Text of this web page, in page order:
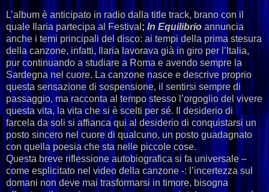
L’album è anticipato in radio dalla title track, brano con il
quale Ilaria partecipa al Festival ; In Equilibrio annuncia
anche i temi principali del disco: ai tempi della prima stesura
della canzone, infatti, Ilaria lavorava già in giro per l’Italia,
pur continuando a studiare a Roma e avendo sempre la
Sardegna nel cuore. La canzone nasce e descrive proprio
questa sensazione di sospensione, il sentirsi sempre di
passaggio, ma racconta al tempo stesso l’orgoglio del vivere
questa vita, la vita che si è scelti per sé. Il desiderio di
farcela da soli si affianca qui al desiderio di conquistarsi un
posto sincero nel cuore di qualcuno, un posto guadagnato
con quella poesia che sta nelle piccole cose.
Questa breve riflessione autobiografica si fa universale –
come esplicitato nel video della canzone -: l’incertezza sul
domani non deve mai trasformarsi in timore, bisogna